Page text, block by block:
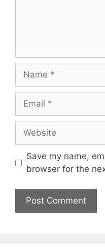
Save my name,
browser for the